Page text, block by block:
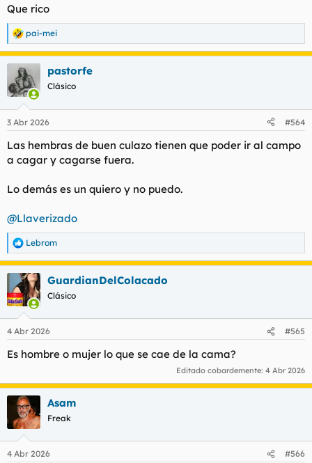
Que rico
R
e
a
c
i
e
:
pai-mei
pastorfe
Clásico
3 Abr 2026 #564
Las hembras de buen culazo tienen que poder ir al campo
a cagar y cagarse fuera.
Lo demás es un quiero y no puedo.
@Llaverizado
R
e
a
c
i
e
:
Lebrom
GuardianDelColacado
Clásico
4 Abr 2026 #565
Es hombre o mujer lo que se cae de la cama?
Editado cobardemente: 4 Abr 2026
Asam
Freak
4 Abr 2026 #566